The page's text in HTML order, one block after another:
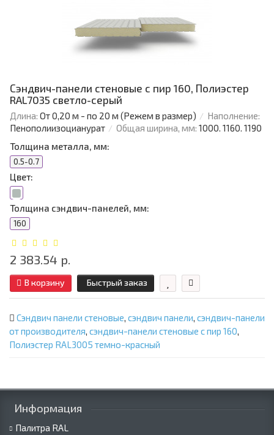
Сэндвич-панели стеновые с пир 160, Полиэстер
RAL7035 светло-серый
Длина: От 0,20 м - по 20 м (Режем в размер)
Наполнение:
Пенополиизоцианурат
Общая ширина, мм: 1000. 1160. 1190
Толщина металла, мм:
0.5-0.7
Цвет:
Толщина сэндвич-панелей, мм:
160
2 383.54 р.
В корзину Быстрый заказ
Сэндвич панели стеновые, сэндвич панели, сэндвич-панели
от производителя, сэндвич-панели стеновые с пир 160,
Полиэстер RAL3005 темно-красный
Информация
Палитра RAL